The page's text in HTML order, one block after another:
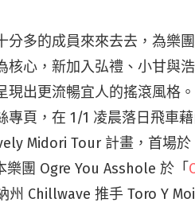
多的成員來來去去，為樂
心，新加入弘禮、小甘與
出更流暢宜人的搖滾風格
頁，在 1/1 凌晨落日飛車
Midori Tour 計畫，首場於
團 Ogre You Asshole 於「
州 Chillwave 推手 Toro Y